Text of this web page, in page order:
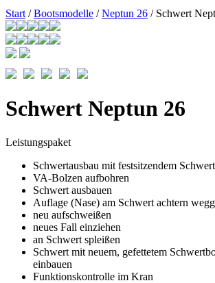
Start /Bootsmodelle /Neptun 26 / Schwert
Schwert Neptun 26
Leistungspaket
Schwertausbau mit festsitzendem
VA-Bolzen aufbohren
Schwert ausbauen
Auflage (Nase) am Schwert achtern
neu aufschweißen
neues Fall einziehen
an Schwert spleißen
Schwert mit neuem, gefettetem
einbauen
Funktionskontrolle im Kran